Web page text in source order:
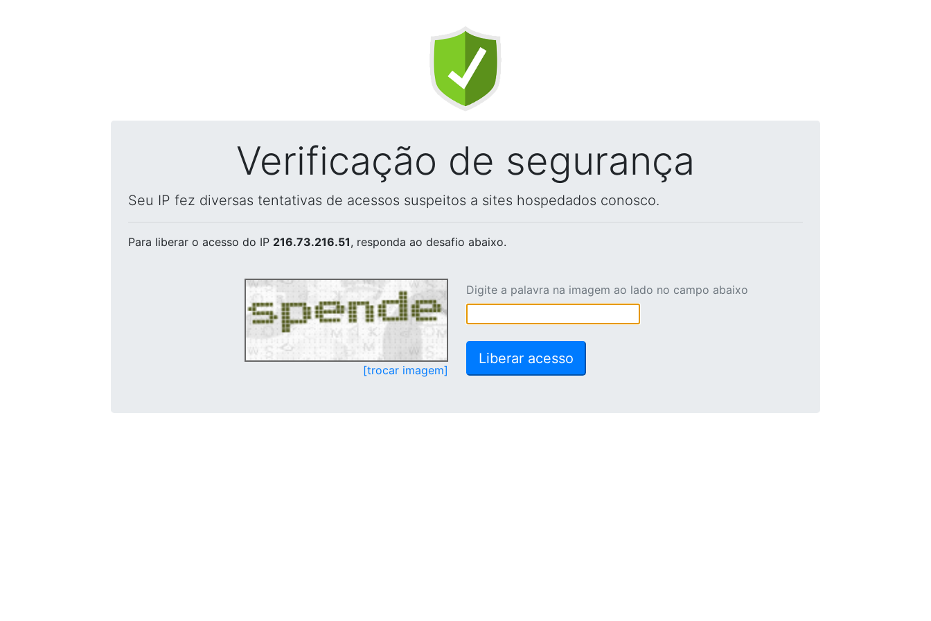
Verificação de segurança
Seu IP fez diversas tentativas de acessos suspeitos a sites hospedados conosco.
Para liberar o acesso do IP 216.73.216.51, responda ao desafio abaixo.
[trocar imagem]
Digite a palavra na imagem ao lado no campo abaixo